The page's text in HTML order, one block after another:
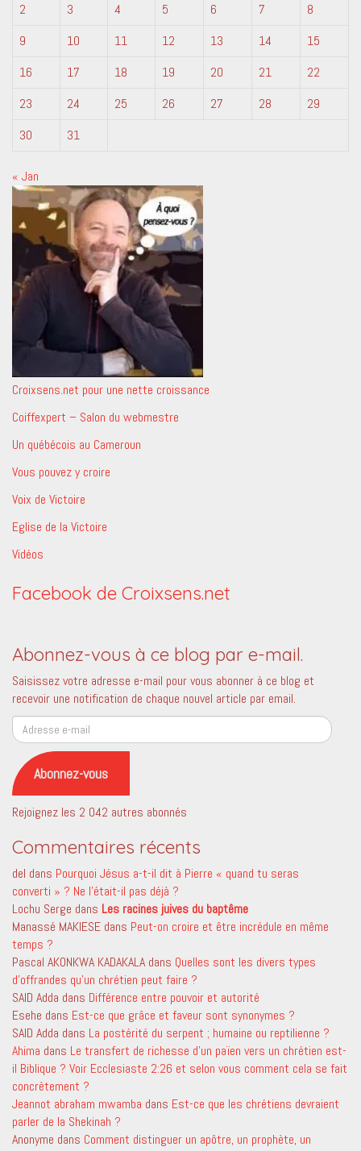
2
3 4 5 6 7
8
9
10 11 12 13 14
15
16
17 18 19 20 21
22
23
24 25 26 27 28
29
30
31
« Jan
Croixsens.net pour une nette croissance
Coiffexpert – Salon du webmestre
Un québécois au Cameroun
Vous pouvez y croire
Voix de Victoire
Eglise de la Victoire
Vidéos
Facebook de Croixsens.net
Abonnez-vous à ce blog par e-mail.
Saisissez votre adresse e-mail pour vous abonner à ce blog et
recevoir une notification de chaque nouvel article par email.
Adresse
e-
mail
Abonnez-vous
Rejoignez les 2 042 autres abonnés
Commentaires récents
del dans Pourquoi Jésus a-t-il dit à Pierre « quand tu seras
converti » ? Ne l’était-il pas déjà ?
Lochu Serge dans Les racines juives du baptême
Manassé MAKIESE dans Peut-on croire et être incrédule en même
temps ?
Pascal AKONKWA KADAKALA dans Quelles sont les divers types
d’offrandes qu’un chrétien peut faire ?
SAID Adda dans Différence entre pouvoir et autorité
Esehe dans Est-ce que grâce et faveur sont synonymes ?
SAID Adda dans La postérité du serpent ; humaine ou reptilienne ?
Ahima dans Le transfert de richesse d’un païen vers un chrétien est-
il Biblique ? Voir Ecclesiaste 2:26 et selon vous comment cela se fait
concrètement ?
Jeannot abraham mwamba dans Est-ce que les chrétiens devraient
parler de la Shekinah ?
Anonyme dans Comment distinguer un apôtre, un prophète, un